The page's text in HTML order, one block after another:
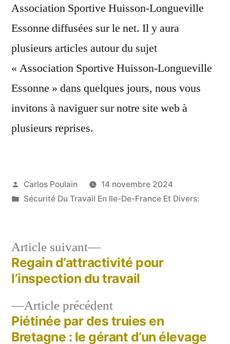
Association Sportive Huisson-Longueville
Essonne diffusées sur le net. Il y aura
plusieurs articles autour du sujet
« Association Sportive Huisson-Longueville
Essonne » dans quelques jours, nous vous
invitons à naviguer sur notre site web à
plusieurs reprises.
Publié
par
Carlos Poulain
14 novembre 2024
Publié
Sécurité Du Travail En Ile-De-France Et Divers:
Navigation
l’article
Article précédentArticle
précédent :
Piétinée par des truies en
Bretagne : le gérant d’un élevage
Article suivant
Article
suivant :
Regain d’attractivité pour
l’inspection du travail